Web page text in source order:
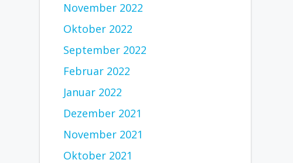
November 2022
Oktober 2022
September 2022
Februar 2022
Januar 2022
Dezember 2021
November 2021
Oktober 2021